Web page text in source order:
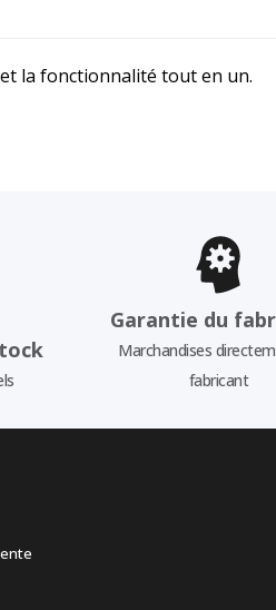
la fonctionnalité tout en un.
Garantie du
Marchandises
fabricant